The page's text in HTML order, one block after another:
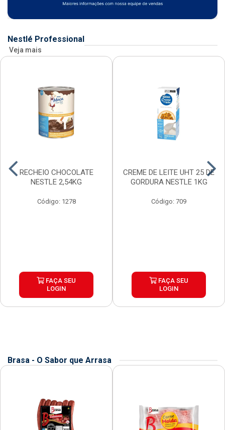
Nestlé Professional
Veja mais
RECHEIO CHOCOLATE
NESTLE 2,54KG
Código: 1278
FAÇA SEU
LOGIN
CREME DE LEITE UHT 25 DE
GORDURA NESTLE 1KG
Código: 709
FAÇA SEU
LOGIN
Brasa - O Sabor que Arrasa